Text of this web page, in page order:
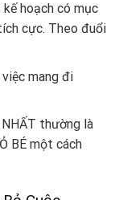
hoạch có mục
cực. Theo đuổi
mang đi
thường là
BÉ một cách